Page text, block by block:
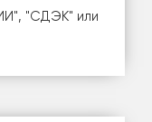
, "СДЭК" или